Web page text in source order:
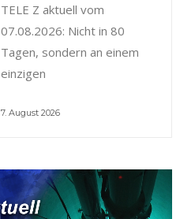
TELE Z aktuell vom
07.08.2026: Nicht in 80
Tagen, sondern an einem
einzigen
7. August 2026